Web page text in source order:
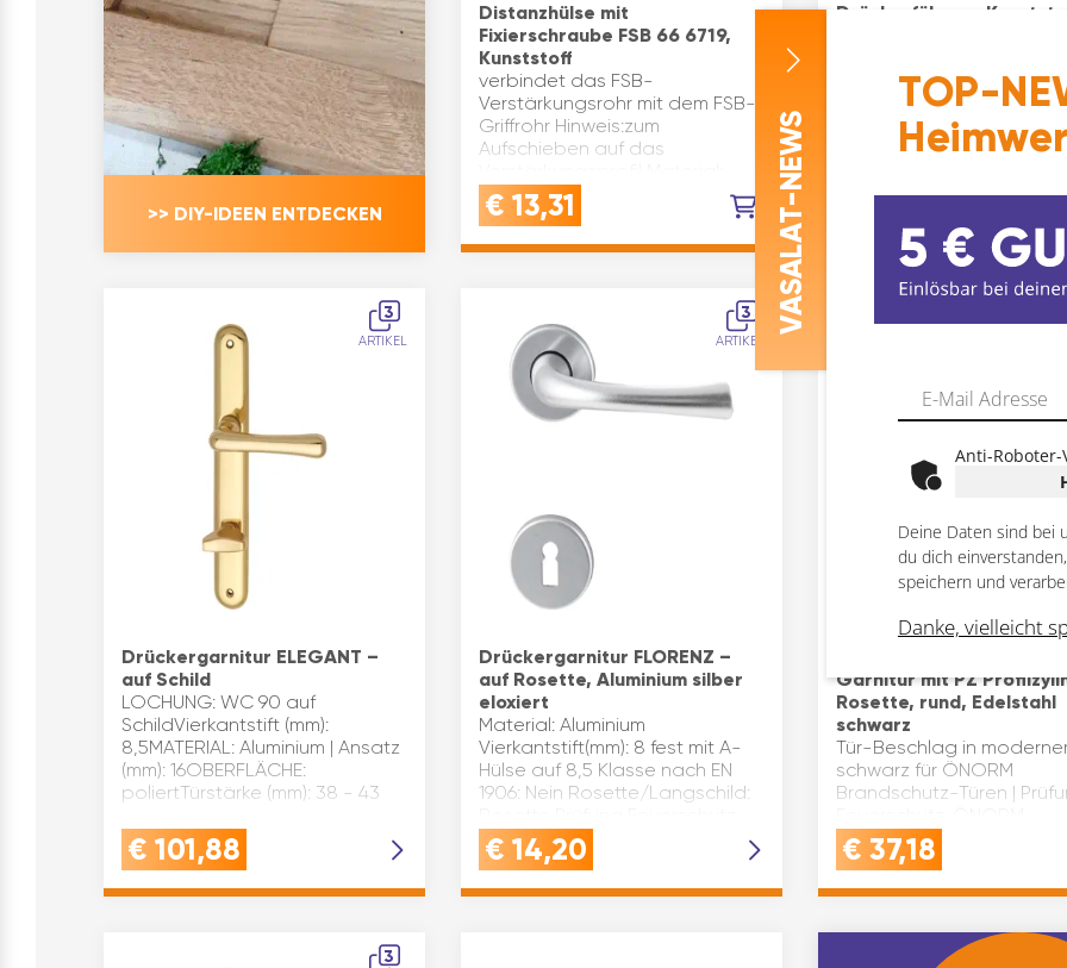
>> DIY-IDEEN ENTDECKEN
Distanzhülse mit
Fixierschraube FSB 66 6719,
Kunststoff
verbindet das FSB-
Verstärkungsrohr mit dem FSB-
Griffrohr Hinweis:zum
Aufschieben auf das
Kunststoff Marke: FSB
Oberfläche: schwarz
Inhaltsangabe (ST): 1
€ 13,31
Drückerführung
Inhaltsangabe (ST): 1
9,42
3
ARTIKEL
Drückergarnitur ELEGANT –
auf Schild
LOCHUNG: WC 90 auf
SchildVierkantstift (mm):
8,5MATERIAL: Aluminium | Ansatz
(mm): 16OBERFLÄCHE:
poliertTürstärke (mm): 38 - 43
€ 101,88
3
ARTIKEL
Drückergarnitur FLORENZ –
auf Rosette, Aluminium silber
eloxiert
Material: Aluminium
Vierkantstift(mm): 8 fest mit A-
Hülse auf 8,5 Klasse nach EN
1906: Nein Rosette/Langschild:
Nein Modell: FLORENZ Marke:
SCH-Line Stilrichtung: zeitl…
€ 14,20
Garnitur mit PZ
Rosette, rund, Edelstahl
schwarz
Tür-Beschlag in
schwarz für ÖNORM
Brandschutz-Türen |
B3859Drücker-Drücker
mit 8 / 8,5 / 8 lose
abgesetzten Vierkantstift
€ 37,18
3
V
ASALAT
-NEWS
TOP-
Anti-
Deine Daten sind bei
du dich
speichern und
Danke, vielleicht